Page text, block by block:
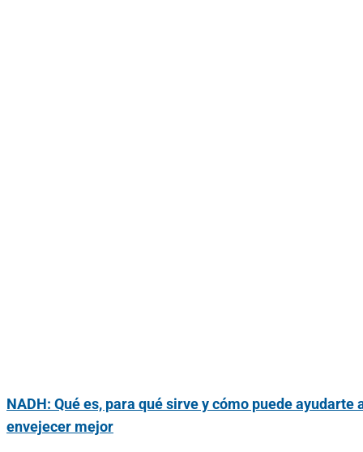
NADH: Qué es, para qué sirve y cómo puede ayudarte
envejecer mejor